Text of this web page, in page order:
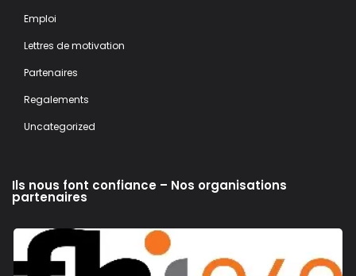
Emploi
Lettres de motivation
Partenaires
Regalements
Uncategorized
Ils nous font confiance – Nos organisations
partenaires